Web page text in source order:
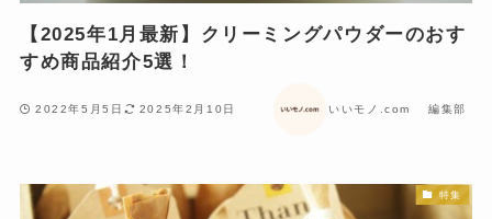
【2025年1月最新】クリーミングパウダーのおす
すめ商品紹介5選！
2022年5月5日 2025年2月10日 いいモノ.com 編集部
特集